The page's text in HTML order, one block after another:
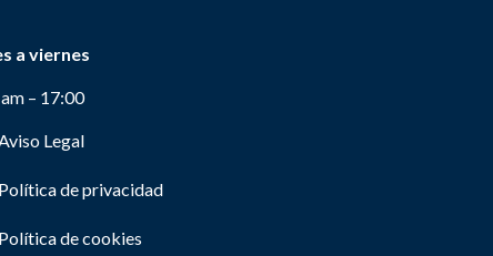
a viernes
– 17:00
Legal
Política de privacidad
Política de cookies